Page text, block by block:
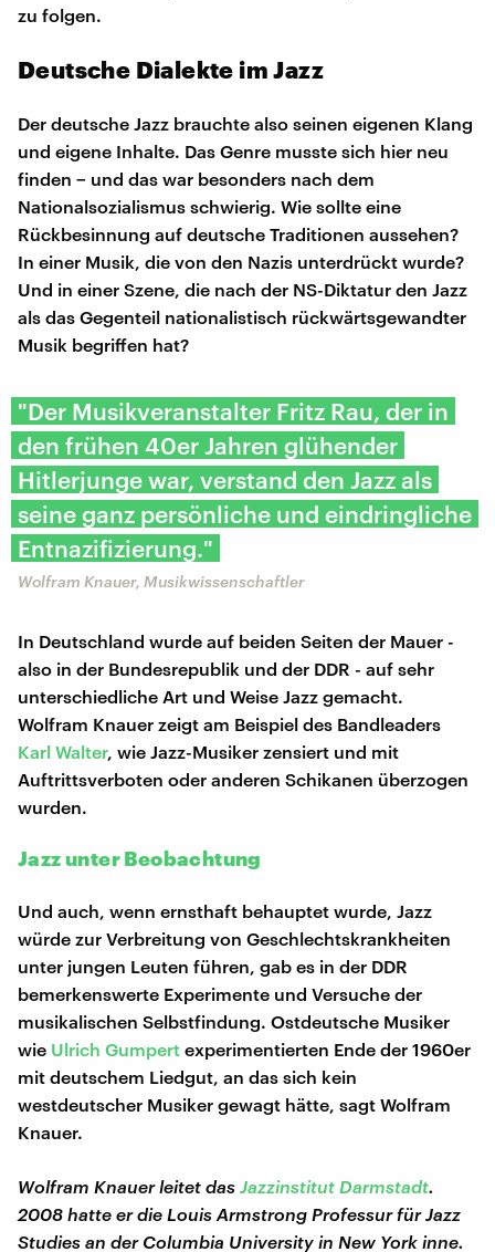
zu folgen.
Deutsche Dialekte im Jazz
Der deutsche Jazz brauchte also seinen eigenen Klang
und eigene Inhalte. Das Genre musste sich hier neu
finden − und das war besonders nach dem
Nationalsozialismus schwierig. Wie sollte eine
Rückbesinnung auf deutsche Traditionen aussehen?
In einer Musik, die von den Nazis unterdrückt wurde?
Und in einer Szene, die nach der NS-Diktatur den Jazz
als das Gegenteil nationalistisch rückwärtsgewandter
Musik begriffen hat?
"Der Musikveranstalter Fritz Rau, der in
den frühen 40er Jahren glühender
Hitlerjunge war, verstand den Jazz als
seine ganz persönliche und eindringliche
Entnazifizierung."
Wolfram Knauer, Musikwissenschaftler
In Deutschland wurde auf beiden Seiten der Mauer -
also in der Bundesrepublik und der DDR - auf sehr
unterschiedliche Art und Weise Jazz gemacht.
Wolfram Knauer zeigt am Beispiel des Bandleaders
Karl Walter, wie Jazz-Musiker zensiert und mit
Auftrittsverboten oder anderen Schikanen überzogen
wurden.
Jazz unter Beobachtung
Und auch, wenn ernsthaft behauptet wurde, Jazz
würde zur Verbreitung von Geschlechtskrankheiten
unter jungen Leuten führen, gab es in der DDR
bemerkenswerte Experimente und Versuche der
musikalischen Selbstfindung. Ostdeutsche Musiker
wie Ulrich Gumpert experimentierten Ende der 1960er
mit deutschem Liedgut, an das sich kein
westdeutscher Musiker gewagt hätte, sagt Wolfram
Knauer.
Wolfram Knauer leitet das Jazzinstitut Darmstadt.
2008 hatte er die Louis Armstrong Professur für Jazz
Studies an der Columbia University in New York inne.